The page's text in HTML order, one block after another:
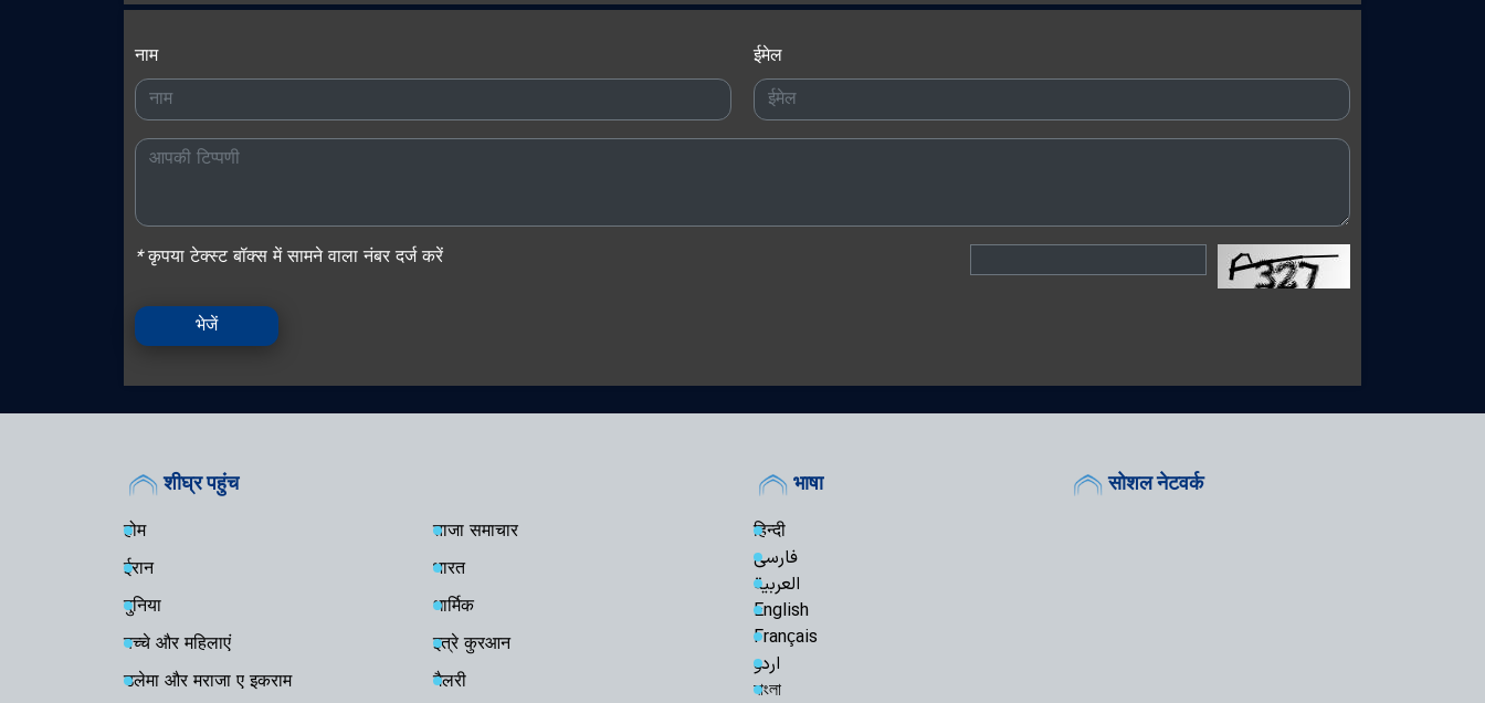
नाम ईमेल
*कृपया टेक्स्ट बॉक्स में सामने वाला नंबर दर्ज करें
भेजें
शीघ्र पहुंच
होम
ताजा समाचार
ईरान
भारत
दुनिया
धार्मिक
बच्चे और महिलाएं
इत्रे कुरआन
उलेमा और मराजा ए इकराम
गैलरी
भाषा
हिन्दी
فارسی
العربية
English
Français
اردو
বাংলা
सोशल नेटवर्क